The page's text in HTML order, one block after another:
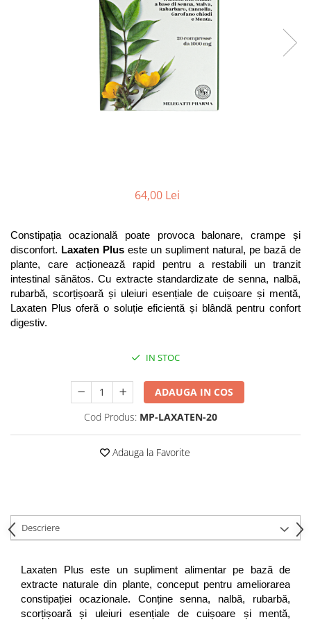
Altele-Suplimente alimentare
64,00 Lei
Constipația ocazională poate provoca balonare, crampe și
disconfort. Laxaten Plus este un supliment natural, pe bază de
plante, care acționează rapid pentru a restabili un tranzit
intestinal sănătos. Cu extracte standardizate de senna, nalbă,
rubarbă, scorțișoară și uleiuri esențiale de cuișoare și mentă,
Laxaten Plus oferă o soluție eficientă și blândă pentru confort
digestiv.
IN STOC
ADAUGA IN COS
Cod Produs: MP-LAXATEN-20
Adauga la Favorite
Descriere
Laxaten Plus este un supliment alimentar pe bază de
extracte naturale din plante, conceput pentru ameliorarea
constipației ocazionale. Conține senna, nalbă, rubarbă,
scorțișoară și uleiuri esențiale de cuișoare și mentă,